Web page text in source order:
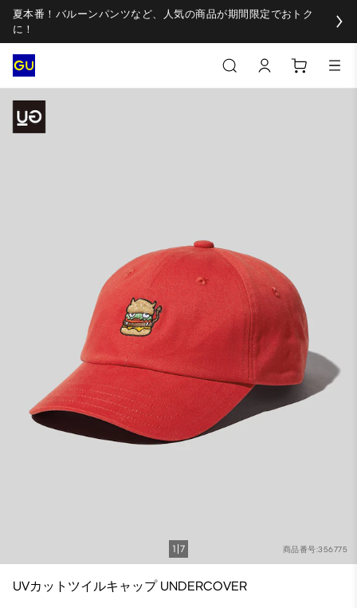
夏本番！バルーンパンツなど、人気の商品が期間限定でおトク
に！
商品番号:356775
1 7
UVカットツイルキャップ UNDERCOVER